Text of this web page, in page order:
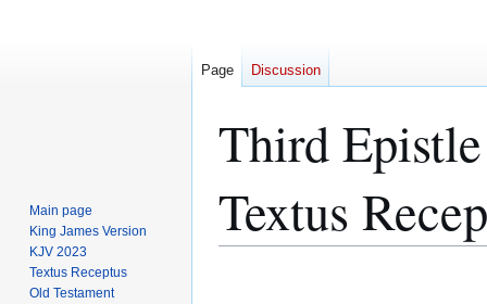
Third
Textus
Page Discussion
Main page
King James Version
KJV 2023
Textus Receptus
Old Testament